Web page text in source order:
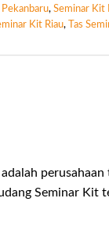
Pekanbaru, Seminar Kit
Kit Riau,
Tas
perusahaan
Seminar Kit